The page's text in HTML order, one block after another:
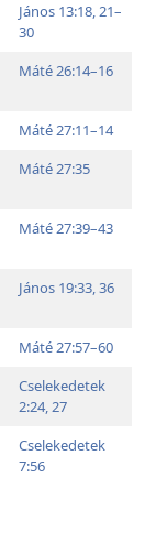
János 13:18,21–
30
Máté 26:14–16
Máté 27:11–14
Máté 27:35
Máté 27:39–43
János 19:33,36
Máté 27:57–60
Cselekedetek
2:24,27
Cselekedetek
7:56